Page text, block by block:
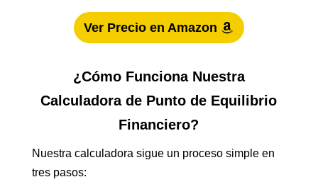
Ver Precio en Amazon
¿Cómo Funciona Nuestra
Calculadora de Punto de Equilibrio
Financiero?
Nuestra calculadora sigue un proceso simple en
tres pasos: